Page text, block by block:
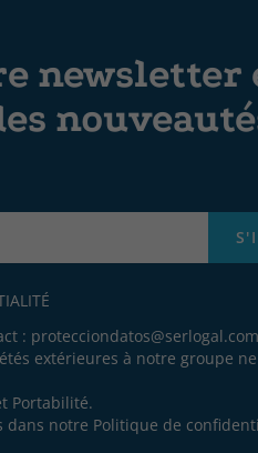
newsletter
: protecciondatos@serlogal.com
extérieures à notre groupe
Portabilité.
dans notre Politique de